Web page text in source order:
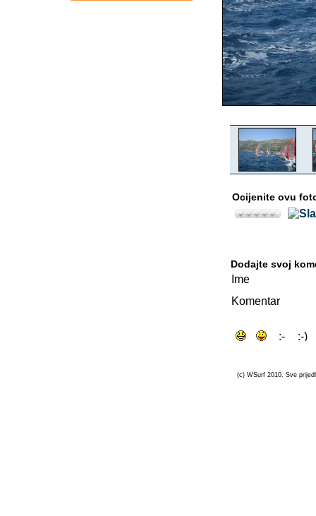
Ocijenite ovu
Dodajte svoj
Ime
Komentar
(c) WSurf 2010. Sve